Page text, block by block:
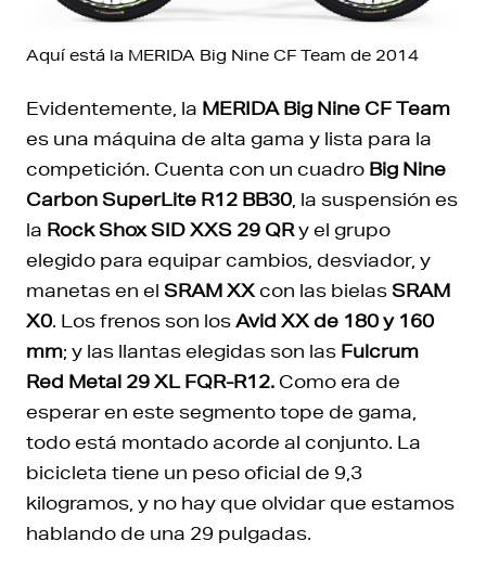
Aquí está la MERIDA Big Nine CF Team de 2014
Evidentemente, la MERIDA Big Nine CF Team
es una máquina de alta gama y lista para la
competición. Cuenta con un cuadro Big Nine
Carbon SuperLite R12 BB30 , la suspensión es
la Rock Shox SID XXS 29 QRy el grupo
elegido para equipar cambios, desviador, y
manetas en el SRAM XXcon las bielasSRAM
X0. Los frenos son losAvid XX de 180 y 160
mm; y las llantas elegidas son las Fulcrum
Red Metal 29 XL FQR-R12. Como era de
esperar en este segmento tope de gama,
todo está montado acorde al conjunto. La
bicicleta tiene un peso oficial de 9,3
kilogramos, y no hay que olvidar que estamos
hablando de una 29 pulgadas.